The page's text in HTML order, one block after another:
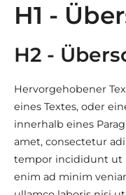
H1 -
H2 -
Hervorgehobener
eines Textes, oder
innerhalb eines
amet, consectetur
tempor incididunt ut
enim ad minim